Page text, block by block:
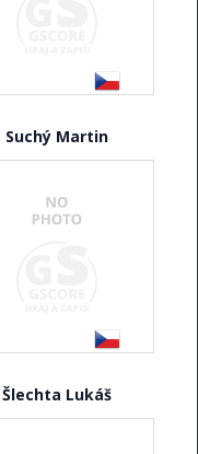
Suchý Martin
Šlechta Lukáš